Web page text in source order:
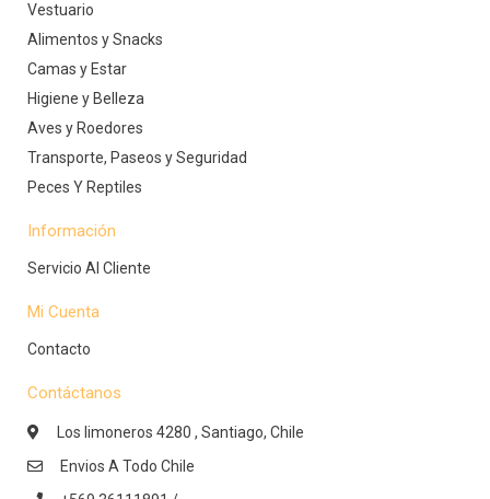
Vestuario
Alimentos y Snacks
Camas y Estar
Higiene y Belleza
Aves y Roedores
Transporte, Paseos y Seguridad
Peces Y Reptiles
Información
Servicio Al Cliente
Mi Cuenta
Contacto
Contáctanos
Los limoneros 4280 , Santiago, Chile
Envios A Todo Chile